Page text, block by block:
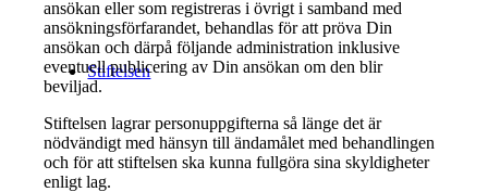
Stiftelsen
ansökan eller som registreras i övrigt i samband med
ansökningsförfarandet, behandlas för att pröva Din
ansökan och därpå följande administration inklusive
eventuell publicering av Din ansökan om den blir
beviljad.
Stiftelsen lagrar personuppgifterna så länge det är
nödvändigt med hänsyn till ändamålet med behandlingen
och för att stiftelsen ska kunna fullgöra sina skyldigheter
enligt lag.